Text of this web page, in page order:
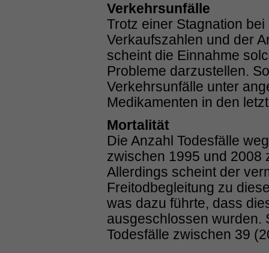
Verkehrsunfälle
Trotz einer Stagnation
Verkaufszahlen und der
scheint die Einnahme
Probleme darzustellen.
Verkehrsunfälle unter
Medikamenten in den
Mortalität
Die Anzahl Todesfälle
zwischen 1995 und 2008
Allerdings scheint der
Freitodbegleitung zu
was dazu führte, dass
ausgeschlossen wurden.
Todesfälle zwischen 39